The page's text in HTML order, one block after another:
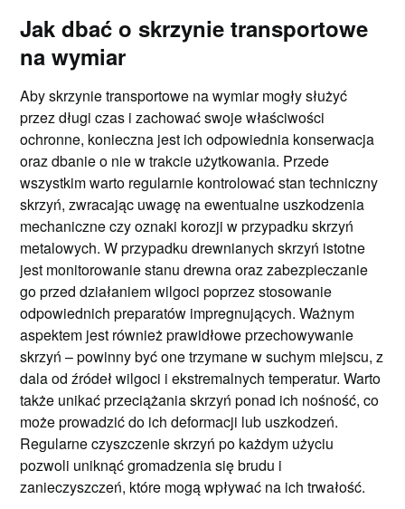
Jak dbać o skrzynie transportowe
na wymiar
Aby skrzynie transportowe na wymiar mogły służyć
przez długi czas i zachować swoje właściwości
ochronne, konieczna jest ich odpowiednia konserwacja
oraz dbanie o nie w trakcie użytkowania. Przede
wszystkim warto regularnie kontrolować stan techniczny
skrzyń, zwracając uwagę na ewentualne uszkodzenia
mechaniczne czy oznaki korozji w przypadku skrzyń
metalowych. W przypadku drewnianych skrzyń istotne
jest monitorowanie stanu drewna oraz zabezpieczanie
go przed działaniem wilgoci poprzez stosowanie
odpowiednich preparatów impregnujących. Ważnym
aspektem jest również prawidłowe przechowywanie
skrzyń – powinny być one trzymane w suchym miejscu, z
dala od źródeł wilgoci i ekstremalnych temperatur. Warto
także unikać przeciążania skrzyń ponad ich nośność, co
może prowadzić do ich deformacji lub uszkodzeń.
Regularne czyszczenie skrzyń po każdym użyciu
pozwoli uniknąć gromadzenia się brudu i
zanieczyszczeń, które mogą wpływać na ich trwałość.